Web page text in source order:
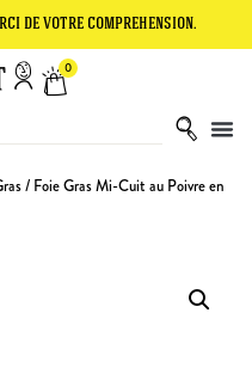
compréhension. Le site
0
/ Foie Gras Mi-Cuit au Poivre en